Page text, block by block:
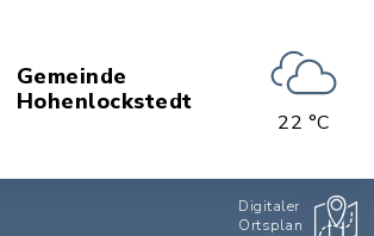
Gemeinde
Hohenlockstedt
22 °C
Digitaler
Ortsplan